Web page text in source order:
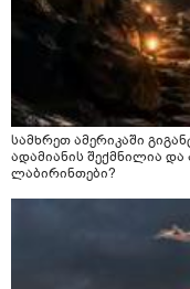
სამხრეთ ამერიკაში
ადამიანის შექმნილია და
ლაბირინთები?